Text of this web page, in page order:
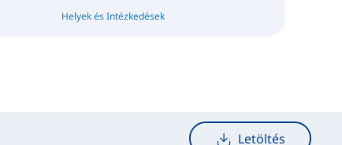
Helyek és Intézkedések
Letöltés